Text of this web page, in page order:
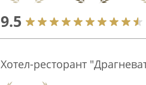
9.5
Хотел-ресторант